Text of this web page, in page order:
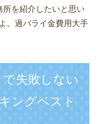
を紹介したいと思い
。過バライ金費用大手
失敗しない
ングベスト